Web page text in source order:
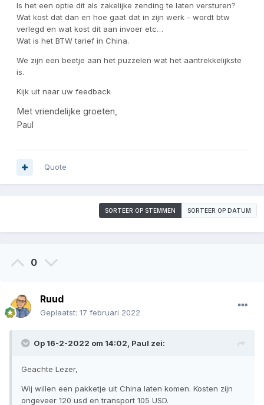
Is het een optie dit als zakelijke zending te laten versturen?
Wat kost dat dan en hoe gaat dat in zijn werk - wordt btw
verlegd en wat kost dit aan invoer etc…
Wat is het BTW tarief in China.
We zijn een beetje aan het puzzelen wat het aantrekkelijkste
is.
Kijk uit naar uw feedback
Met vriendelijke groeten,
Paul
Quote
SORTEER OP STEMMEN SORTEER OP DATUM
0
Ruud
Geplaatst: 17 februari 2022
Op 16-2-2022 om 14:02, Paul zei:
Geachte Lezer,
Wij willen een pakketje uit China laten komen. Kosten zijn
ongeveer 120 usd en transport 105 USD.